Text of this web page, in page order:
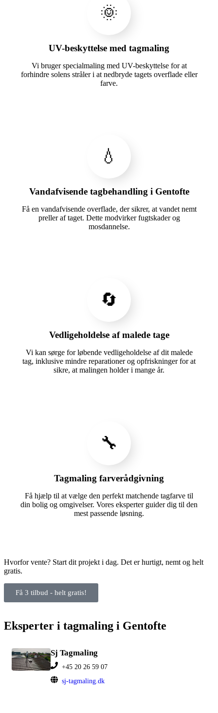
🌞
UV-beskyttelse med tagmaling
Vi bruger specialmaling med UV-beskyttelse for at
forhindre solens stråler i at nedbryde tagets overflade eller
farve.
💧
Vandafvisende tagbehandling i Gentofte
Få en vandafvisende overflade, der sikrer, at vandet nemt
preller af taget. Dette modvirker fugtskader og
mosdannelse.
🔄
Vedligeholdelse af malede tage
Vi kan sørge for løbende vedligeholdelse af dit malede
tag, inklusive mindre reparationer og opfriskninger for at
sikre, at malingen holder i mange år.
🔧
Tagmaling farverådgivning
Få hjælp til at vælge den perfekt matchende tagfarve til
din bolig og omgivelser. Vores eksperter guider dig til den
mest passende løsning.
Hvorfor vente? Start dit projekt i dag. Det er hurtigt, nemt og helt
gratis.
Få 3 tilbud - helt gratis!
Eksperter i tagmaling i Gentofte
Sj Tagmaling
+45 20 26 59 07
sj-tagmaling.dk